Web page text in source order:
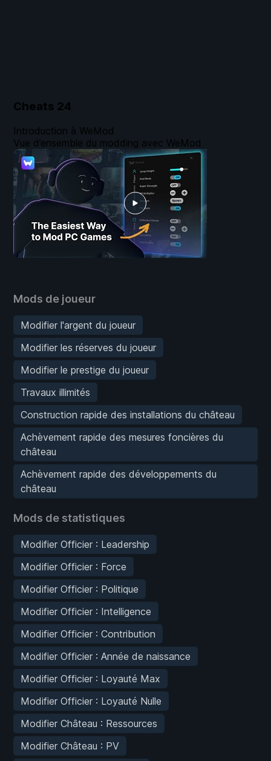
Cheats 24
Mods de joueur
Modifier l'argent du joueur
Modifier les réserves du joueur
Modifier le prestige du joueur
Travaux illimités
Construction rapide des installations du château
Achèvement rapide des mesures foncières du
château
Achèvement rapide des développements du
château
Mods de statistiques
Modifier Officier : Leadership
Modifier Officier : Force
Modifier Officier : Politique
Modifier Officier : Intelligence
Modifier Officier : Contribution
Modifier Officier : Année de naissance
Modifier Officier : Loyauté Max
Modifier Officier : Loyauté Nulle
Modifier Château : Ressources
Modifier Château : PV
Introduction à WeMod
Vue d’ensemble du modding avec WeMod